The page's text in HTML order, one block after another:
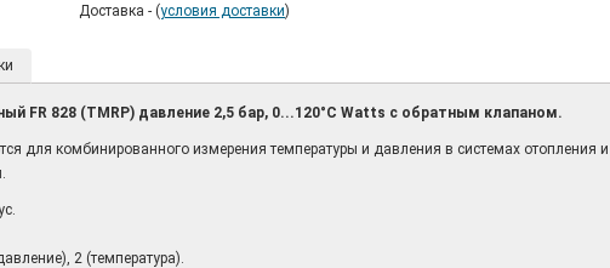
Доставка - (условия доставки)
FR 828 (TMRP) давление 2,5 бар, 0...120°С Watts с обратным клапаном.
для комбинированного измерения температуры и давления в системах отопления и
2 (температура).